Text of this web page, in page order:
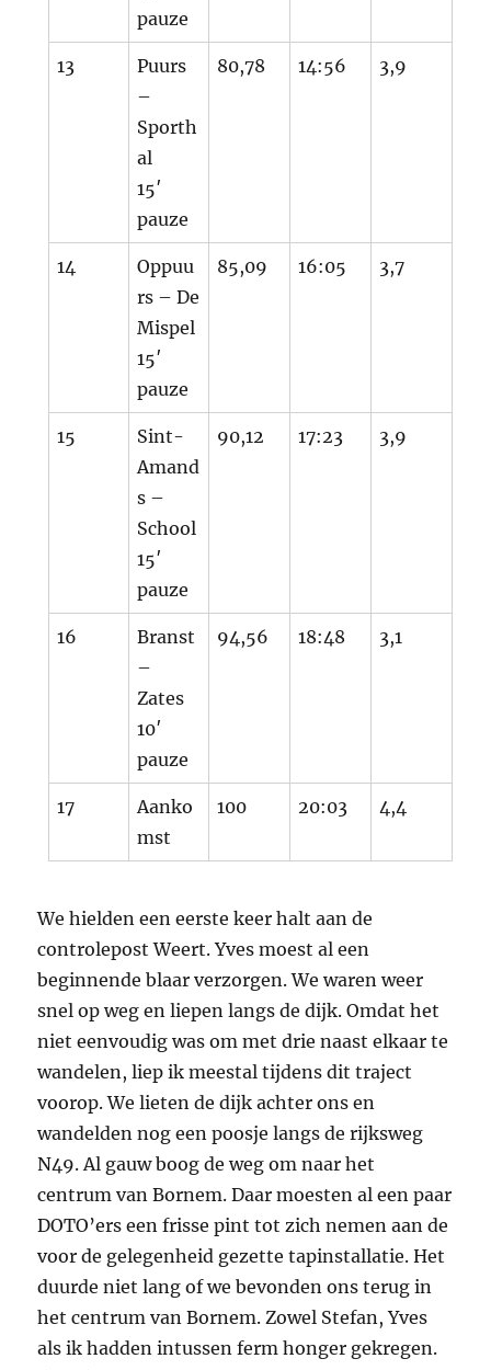
pauze
13
Puurs
–
Sporth
al
15′
pauze
80,78 14:56 3,9
14
Oppuu
rs – De
Mispel
15′
pauze
85,09 16:05 3,7
15
Sint-
Amand
s –
School
15′
pauze
90,12 17:23 3,9
16
Branst
–
Zates
10′
pauze
94,56 18:48 3,1
17
Aanko
mst
100 20:03 4,4
We hielden een eerste keer halt aan de
controlepost Weert. Yves moest al een
beginnende blaar verzorgen. We waren weer
snel op weg en liepen langs de dijk. Omdat het
niet eenvoudig was om met drie naast elkaar te
wandelen, liep ik meestal tijdens dit traject
voorop. We lieten de dijk achter ons en
wandelden nog een poosje langs de rijksweg
N49. Al gauw boog de weg om naar het
centrum van Bornem. Daar moesten al een paar
DOTO’ers een frisse pint tot zich nemen aan de
voor de gelegenheid gezette tapinstallatie. Het
duurde niet lang of we bevonden ons terug in
het centrum van Bornem. Zowel Stefan, Yves
als ik hadden intussen ferm honger gekregen.